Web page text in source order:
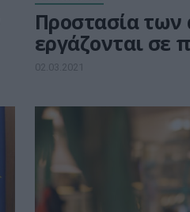
Προστασία
εργάζονται σε
02.03.2021